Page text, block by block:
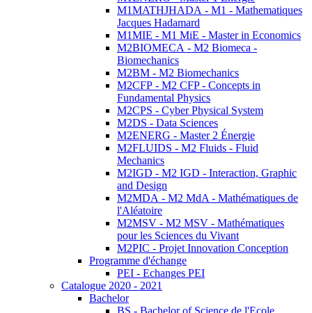
M1MATHJHADA - M1 - Mathematiques
Jacques Hadamard
M1MIE - M1 MiE - Master in Economics
M2BIOMECA - M2 Biomeca -
Biomechanics
M2BM - M2 Biomechanics
M2CFP - M2 CFP - Concepts in
Fundamental Physics
M2CPS - Cyber Physical System
M2DS - Data Sciences
M2ENERG - Master 2 Énergie
M2FLUIDS - M2 Fluids - Fluid
Mechanics
M2IGD - M2 IGD - Interaction, Graphic
and Design
M2MDA - M2 MdA - Mathématiques de
l'Aléatoire
M2MSV - M2 MSV - Mathématiques
pour les Sciences du Vivant
M2PIC - Projet Innovation Conception
Programme d'échange
PEI - Echanges PEI
Catalogue 2020 - 2021
Bachelor
BS - Bachelor of Science de l'Ecole